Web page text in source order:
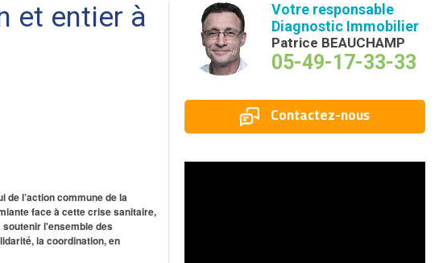
et entier à
de l’action commune de la
face à cette crise sanitaire,
l'ensemble des
la coordination, en
Votre responsable
Diagnostic Immobilier
Patrice BEAUCHAMP
05-49-17-33-33
Contactez-nous